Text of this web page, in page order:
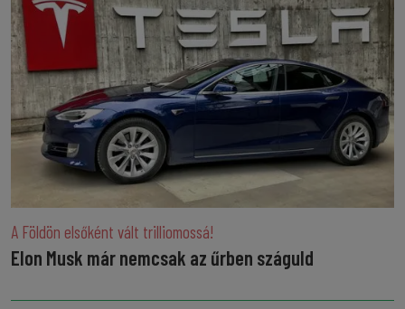
A Földön elsőként vált trilliomossá!
Elon Musk már nemcsak az űrben száguld